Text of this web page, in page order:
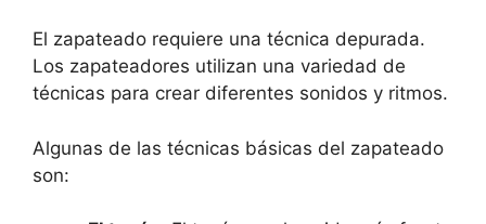
El zapateado requiere una técnica depurada.
Los zapateadores utilizan una variedad de
técnicas para crear diferentes sonidos y ritmos.
Algunas de las técnicas básicas del zapateado
son: